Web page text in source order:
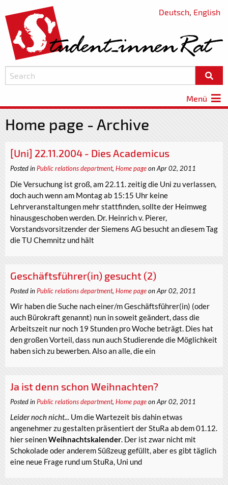
Deutsch, English
Menü
Home page - Archive
[Uni] 22.11.2004 - Dies Academicus
Posted inPublic relations department, Home pageon Apr 02, 2011
Die Versuchung ist groß, am 22.11. zeitig die Uni zu verlassen,
doch auch wenn am Montag ab 15:15 Uhr keine
Lehrveranstaltungen mehr stattfinden, sollte der Heimweg
hinausgeschoben werden. Dr. Heinrich v. Pierer,
Vorstandsvorsitzender der Siemens AG besucht an diesem Tag
die TU Chemnitz und hält
Geschäftsführer(in) gesucht (2)
Posted in Public relations department, Home pageon Apr 02, 2011
Wir haben die Suche nach einer/m Geschäftsführer(in) (oder
auch Bürokraft genannt) nun in soweit geändert, dass die
Arbeitszeit nur noch 19 Stunden pro Woche beträgt. Dies hat
den großen Vorteil, dass nun auch Studierende die Möglichkeit
haben sich zu bewerben. Also an alle, die ein
Ja ist denn schon Weihnachten?
Posted in Public relations department, Home pageon Apr 02, 2011
Leider noch nicht... Um die Wartezeit bis dahin etwas
angenehmer zu gestalten präsentiert der StuRa ab dem 01.12.
hier seinenWeihnachtskalender. Der ist zwar nicht mit
Schokolade oder anderem Süßzeug gefüllt, aber es gibt täglich
eine neue Frage rund um StuRa, Uni und